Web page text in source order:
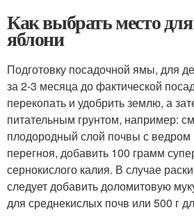
Как выбрать место
яблони
Подготовку посадочной ямы, для
за 2-3 месяца до фактической
перекопать и удобрить землю, а
питательным грунтом, например:
плодородный слой почвы с ведром
перегноя, добавить 100 грамм
сернокислого калия. В случае
следует добавить доломитовую
для среднекислых почв или 500 г